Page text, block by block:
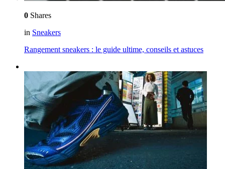
0 Shares
in Sneakers
Rangement sneakers : le guide ultime, conseils et astuces